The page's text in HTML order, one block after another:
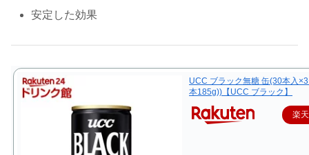
安定した効果
UCC ブラック無糖 缶(30本入
本185g))【UCC ブラック】
楽